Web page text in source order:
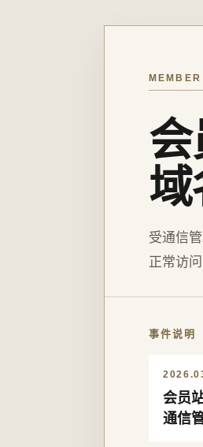
会
域
受通信
正常访
事件说明
会员
通信